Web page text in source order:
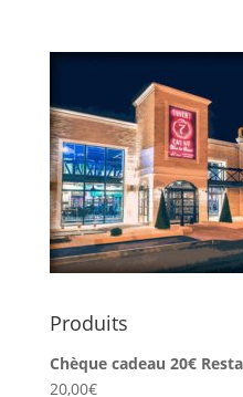
Produits
Chèque cadeau 20€
20,00€